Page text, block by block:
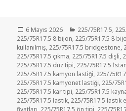
Yayın
tarihi
6 Mayıs 2026 Kategoriler
225/75R17.5,
225/75R17.5 8 bijon, 225/75R17.5 8
kullanılmış, 225/75R17.5 bridgestone,
225/75R17.5 çıkma, 225/75R17.5 dişli,
225/75R17.5 düz tipi, 225/75R17.5
225/75R17.5 kamyon lastiği, 225/
225/75R17.5 kamyonet lastiği, 225/
225/75R17.5 kar tipi, 225/75R17.5
225/75R17.5 lastik, 225/75R17.5 lastik
fiyatları, 225/75R17.5 ön tipi, 225/